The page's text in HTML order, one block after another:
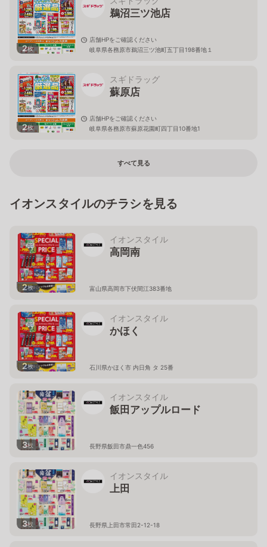
2枚
鵜沼三ツ池店
店舗HPをご確認ください
岐阜県各務原市鵜沼三ツ池町五丁目198番地１
2枚
スギドラッグ
蘇原店
店舗HPをご確認ください
岐阜県各務原市蘇原花園町四丁目10番地1
すべて見る
イオンスタイルのチラシを見る
2枚
イオンスタイル
高岡南
富山県高岡市下伏間江383番地
2枚
イオンスタイル
かほく
石川県かほく市 内日角 タ 25番
3枚
イオンスタイル
飯田アップルロード
長野県飯田市鼎一色456
3枚
イオンスタイル
上田
長野県上田市常田2-12-18